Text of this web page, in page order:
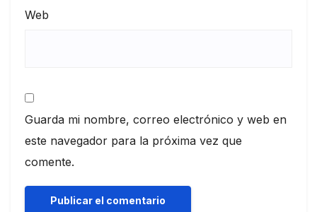
Web
Guarda mi nombre, correo electrónico y web en
este navegador para la próxima vez que
comente.